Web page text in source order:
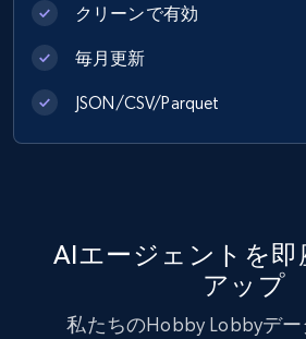
Best Buy products
URL, Product id, Title, Images,
Currency, Discount, Initial price,
クリーンで有効
毎月更新
JSON/CSV/Parquet
AIエージェントを即
アップ
私たちのHobby Lobbyデー